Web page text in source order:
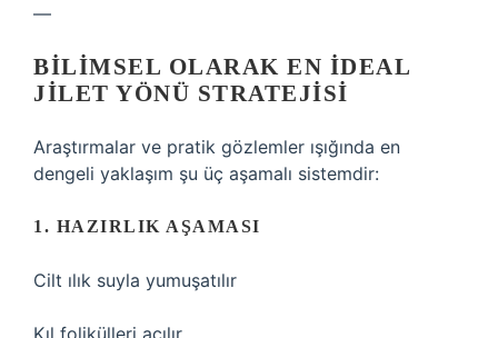
—
BILIMSEL OLARAK EN IDEAL
JILET YÖNÜ STRATEJISI
Araştırmalar ve pratik gözlemler ışığında en
dengeli yaklaşım şu üç aşamalı sistemdir:
1. HAZIRLIK AŞAMASI
Cilt ılık suyla yumuşatılır
Kıl folikülleri açılır